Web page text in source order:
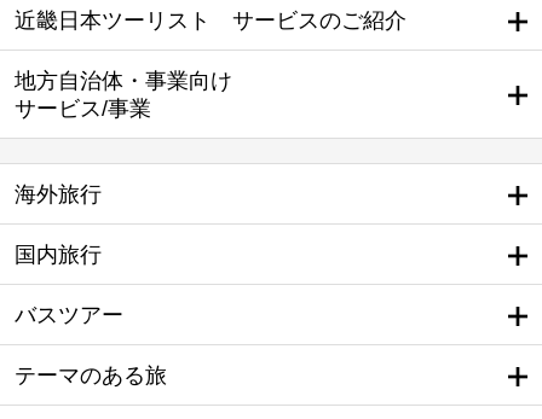
近畿日本ツーリスト サービスのご紹介
地方自治体・事業向け
サービス/事業
海外旅行
国内旅行
バスツアー
テーマのある旅